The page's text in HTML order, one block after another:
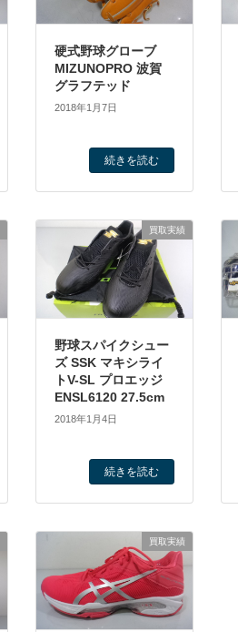
硬式野球グローブ
MIZUNOPRO 波賀
グラフテッド
2018年1月7日
続きを読む
買取実績
野球スパイクシュー
ズ SSK マキシライ
トV-SL プロエッジ
ENSL6120 27.5cm
2018年1月4日
続きを読む
買取実績